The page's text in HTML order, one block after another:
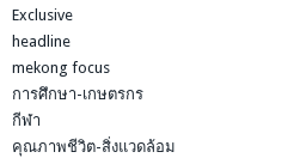
Exclusive
headline
mekong focus
การศึกษา-เกษตรกร
กีฬา
คุณภาพชีวิต-สิ่งแวดล้อม